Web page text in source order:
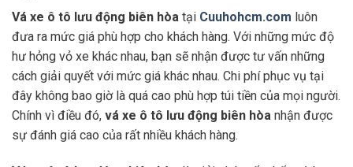
Vá xe ô tô lưu động biên hòa tại Cuuhohcm.com luôn
đưa ra mức giá phù hợp cho khách hàng. Với những mức độ
hư hỏng vỏ xe khác nhau, bạn sẽ nhận được tư vấn những
cách giải quyết với mức giá khác nhau. Chi phí phục vụ tại
đây không bao giờ là quá cao phù hợp túi tiền của mọi người.
Chính vì điều đó, vá xe ô tô lưu động biên hòa nhận được
sự đánh giá cao của rất nhiều khách hàng.